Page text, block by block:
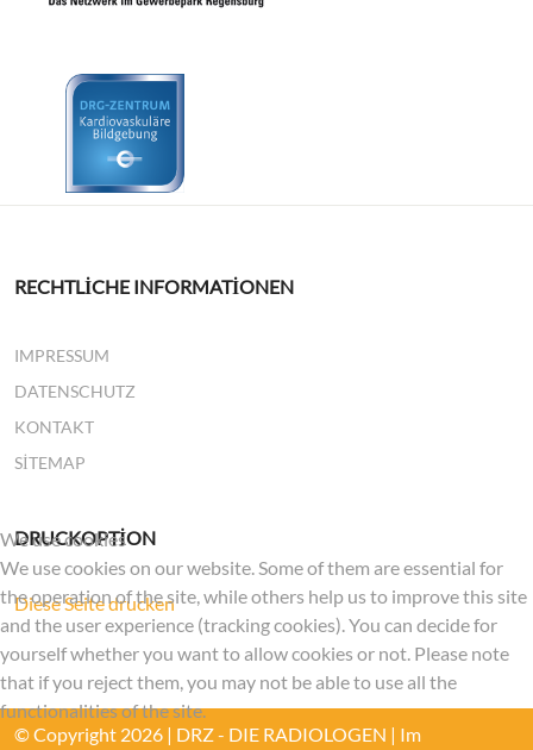
RECHTLICHE INFORMATIONEN
IMPRESSUM
DATENSCHUTZ
KONTAKT
SITEMAP
DRUCKOPTION
Diese Seite drucken
© Copyright 2026 | DRZ - DIE RADIOLOGEN | Im
We use cookies
We use cookies on our website. Some of them are essential for
the operation of the site, while others help us to improve this site
and the user experience (tracking cookies). You can decide for
yourself whether you want to allow cookies or not. Please note
that if you reject them, you may not be able to use all the
functionalities of the site.